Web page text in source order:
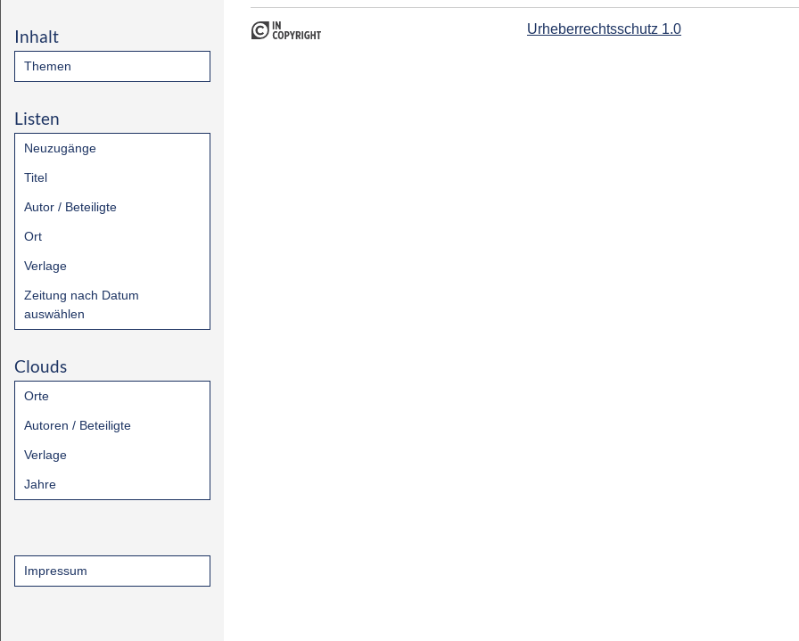
Inhalt
Themen
Listen
Neuzugänge
Titel
Autor / Beteiligte
Ort
Verlage
Zeitung nach Datum
auswählen
Clouds
Orte
Autoren / Beteiligte
Verlage
Jahre
Impressum
Urheberrechtsschutz 1.0